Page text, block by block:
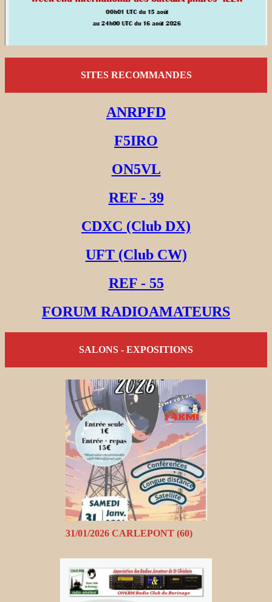
SITES RECOMMANDES
ANRPFD
F5IRO
ON5VL
REF - 39
CDXC (Club DX)
UFT (Club CW)
REF - 55
FORUM RADIOAMATEURS
SALONS - EXPOSITIONS
31/01/2026 CARLEPONT (60)